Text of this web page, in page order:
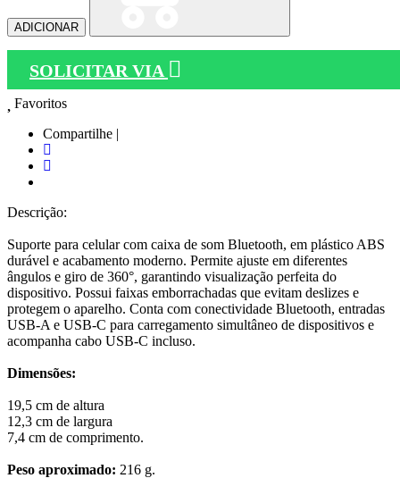
ADICIONAR
SOLICITAR VIA
Favoritos
Compartilhe |
Descrição:
Suporte para celular com caixa de som Bluetooth, em plástico ABS
durável e acabamento moderno. Permite ajuste em diferentes
ângulos e giro de 360°, garantindo visualização perfeita do
dispositivo. Possui faixas emborrachadas que evitam deslizes e
protegem o aparelho. Conta com conectividade Bluetooth, entradas
USB-A e USB-C para carregamento simultâneo de dispositivos e
acompanha cabo USB-C incluso.
Dimensões:
19,5 cm de altura
12,3 cm de largura
7,4 cm de comprimento.
Peso aproximado: 216 g.